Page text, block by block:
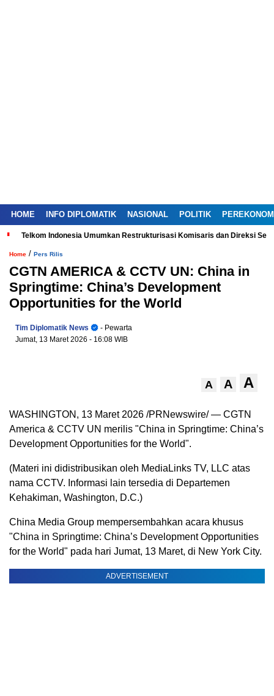
HOME INFO DIPLOMATIK NASIONAL POLITIK
Telkom Indonesia Umumkan Restrukturisasi Komisaris dan Direksi
Home / Pers Rilis
CGTN AMERICA & CCTV UN: China in
Springtime: China’s Development
Opportunities for the World
Tim Diplomatik News
- Pewarta
Jumat, 13 Maret 2026 - 16:08 WIB
A A A
WASHINGTON , 13 Maret 2026 /PRNewswire/ — CGTN
America & CCTV UN merilis "China in Springtime: China’s
Development Opportunities for the World".
(Materi ini didistribusikan oleh MediaLinks TV, LLC atas
nama CCTV. Informasi lain tersedia di Departemen
Kehakiman, Washington, D.C.)
China Media Group mempersembahkan acara khusus
"China in Springtime: China’s Development Opportunities
for the World" pada hari Jumat, 13 Maret, di New York City.
ADVERTISEMENT